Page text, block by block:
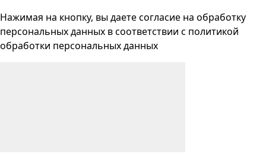
Нажимая на кнопку, вы даете согласие на обработку
персональных данных в соответствии с политикой
обработки персональных данных